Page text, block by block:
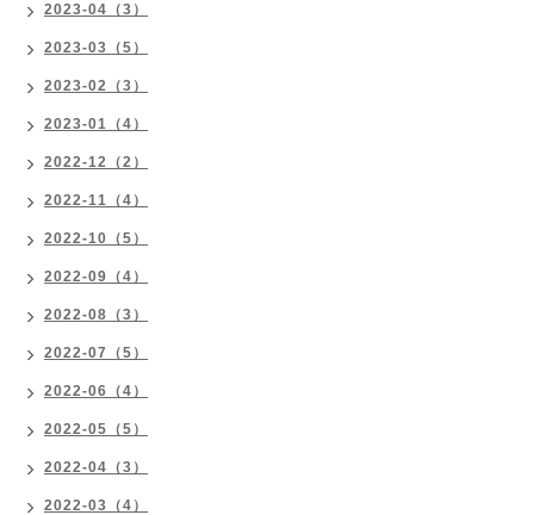
2023-04（3）
2023-03（5）
2023-02（3）
2023-01（4）
2022-12（2）
2022-11（4）
2022-10（5）
2022-09（4）
2022-08（3）
2022-07（5）
2022-06（4）
2022-05（5）
2022-04（3）
2022-03（4）